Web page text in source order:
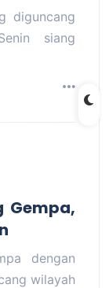
diguncang
siang
Gempa,
dengan
wilayah